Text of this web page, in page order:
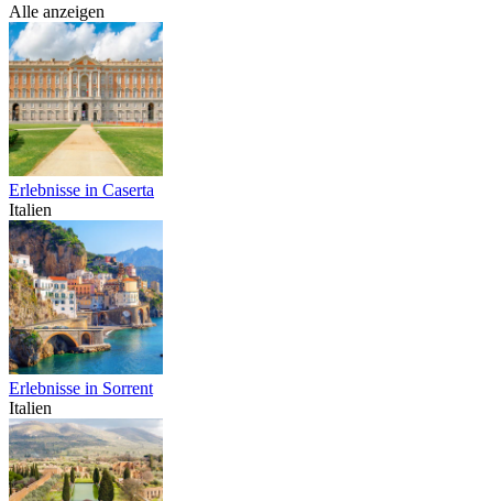
Alle anzeigen
Erlebnisse in Caserta
Italien
Erlebnisse in Sorrent
Italien